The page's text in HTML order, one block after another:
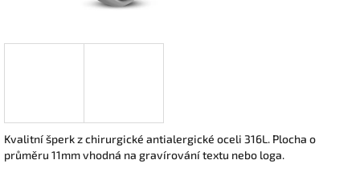
Kvalitní šperk z chirurgické antialergické oceli 316L. Plocha o
průměru 11mm vhodná na gravírování textu nebo loga.